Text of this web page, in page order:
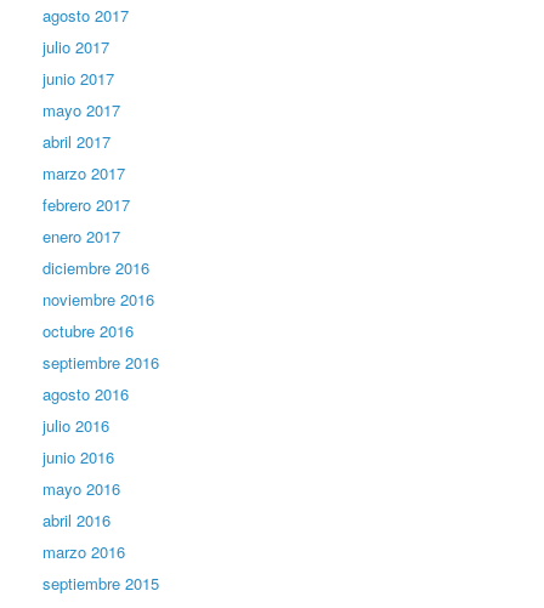
agosto 2017
julio 2017
junio 2017
mayo 2017
abril 2017
marzo 2017
febrero 2017
enero 2017
diciembre 2016
noviembre 2016
octubre 2016
septiembre 2016
agosto 2016
julio 2016
junio 2016
mayo 2016
abril 2016
marzo 2016
septiembre 2015